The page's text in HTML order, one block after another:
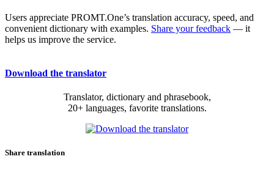
Users appreciate PROMT.One’s translation accuracy, speed, and
convenient dictionary with examples. Share your feedback — it
helps us improve the service.
Download the translator
Translator, dictionary and phrasebook,
20+ languages, favorite translations.
Share translation